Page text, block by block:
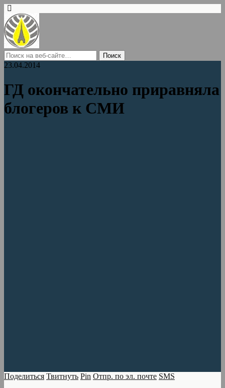
23.04.2014
ГД окончательно приравняла
блогеров к СМИ
Поделиться Твитнуть Pin Отпр. по эл. почте SMS